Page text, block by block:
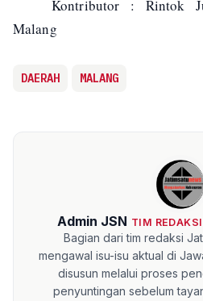
Kontributor : Rintok
Malang
DAERAH MALANG
Admin JSN TIM
Bagian dari tim redaksi
mengawal isu-isu aktual di
disusun melalui proses
penyuntingan sebelum